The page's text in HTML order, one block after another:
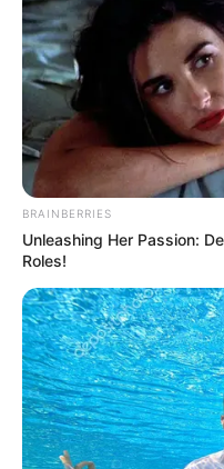
Az orvosok szerint
van Robert Fico
lövöldözés után
A szlovák
lövöldözés után
BRAINBERRIES
Unleashing Her Passion:
Roles!